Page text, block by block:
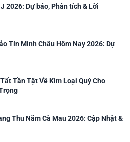
2026: Dự báo, Phân tích & Lời
Tín Minh Châu Hôm Nay 2026: Dự
Tần Tật Về Kim Loại Quý Cho
Thu Năm Cà Mau 2026: Cập Nhật &